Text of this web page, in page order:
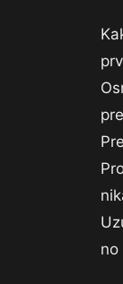
no